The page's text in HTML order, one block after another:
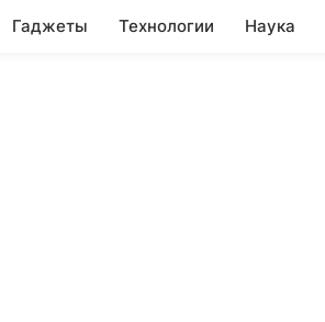
Гаджеты Технологии Наука